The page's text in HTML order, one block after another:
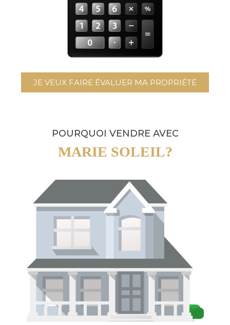
JE VEUX FAIRE ÉVALUER MA PROPRIÉTÉ
POURQUOI VENDRE AVEC
MARIE SOLEIL?